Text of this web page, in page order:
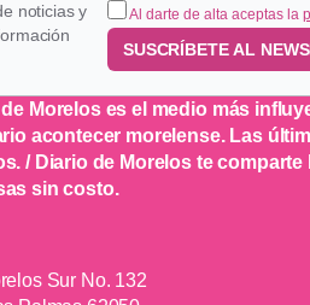
noticias y
Al darte de alta aceptas la
SUSCRÍBETE AL
de Morelos es el medio más
acontecer morelense. Las
/ Diario de Morelos te
sin costo.
Sur No. 132